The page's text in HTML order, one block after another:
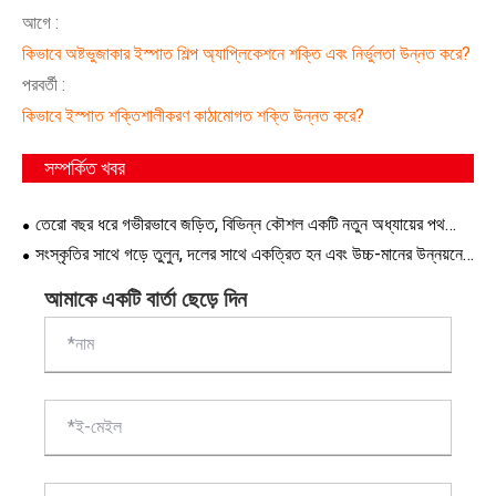
আগে :
কিভাবে অষ্টভুজাকার ইস্পাত শিল্প অ্যাপ্লিকেশনে শক্তি এবং নির্ভুলতা উন্নত করে?
পরবর্তী :
কিভাবে ইস্পাত শক্তিশালীকরণ কাঠামোগত শক্তি উন্নত করে?
সম্পর্কিত খবর
তেরো বছর ধরে গভীরভাবে জড়িত, বিভিন্ন কৌশল একটি নতুন অধ্যায়ের পথ
প্রশস্ত করে
সংস্কৃতির সাথে গড়ে তুলুন, দলের সাথে একত্রিত হন এবং উচ্চ-মানের উন্নয়নের
আমাকে একটি বার্তা ছেড়ে দিন